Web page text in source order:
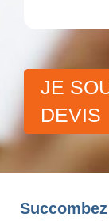
JE
DEVIS